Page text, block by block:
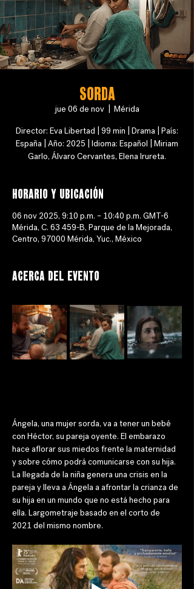
SORDA
jue 06 de nov
  |
Mérida
Director: Eva Libertad | 99 min | Drama | País:
España | Año: 2025 | Idioma: Español | Miriam
Garlo, Álvaro Cervantes, Elena Irureta.
Horario y ubicación
06 nov 2025, 9:10 p.m. – 10:40 p.m. GMT-6
Mérida, C. 63 459-B, Parque de la Mejorada,
Centro, 97000 Mérida, Yuc., México
Acerca del evento
Ángela, una mujer sorda, va a tener un bebé
con Héctor, su pareja oyente. El embarazo
hace aflorar sus miedos frente la maternidad
y sobre cómo podrá comunicarse con su hija.
La llegada de la niña genera una crisis en la
pareja y lleva a Ángela a afrontar la crianza de
su hija en un mundo que no está hecho para
ella. Largometraje basado en el corto de
2021 del mismo nombre.